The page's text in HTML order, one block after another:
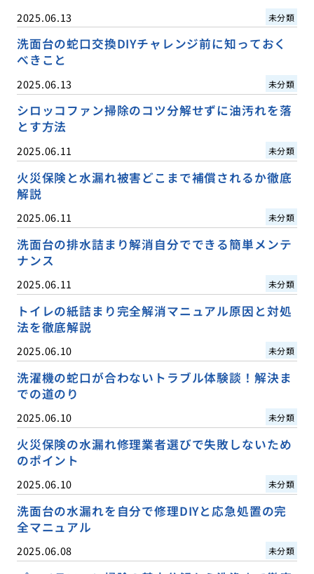
2025.06.13 未分類
洗面台の蛇口交換DIYチャレンジ前に知っておく
べきこと
2025.06.13 未分類
シロッコファン掃除のコツ分解せずに油汚れを落
とす方法
2025.06.11 未分類
火災保険と水漏れ被害どこまで補償されるか徹底
解説
2025.06.11 未分類
洗面台の排水詰まり解消自分でできる簡単メンテ
ナンス
2025.06.11 未分類
トイレの紙詰まり完全解消マニュアル原因と対処
法を徹底解説
2025.06.10 未分類
洗濯機の蛇口が合わないトラブル体験談！解決ま
での道のり
2025.06.10 未分類
火災保険の水漏れ修理業者選びで失敗しないため
のポイント
2025.06.10 未分類
洗面台の水漏れを自分で修理DIYと応急処置の完
全マニュアル
2025.06.08 未分類